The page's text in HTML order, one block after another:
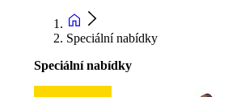
Speciální nabídky
Speciální nabídky